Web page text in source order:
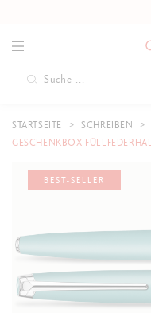
STARTSEITE SCHREIBEN
GESCHENKBOX
BEST-SELLER